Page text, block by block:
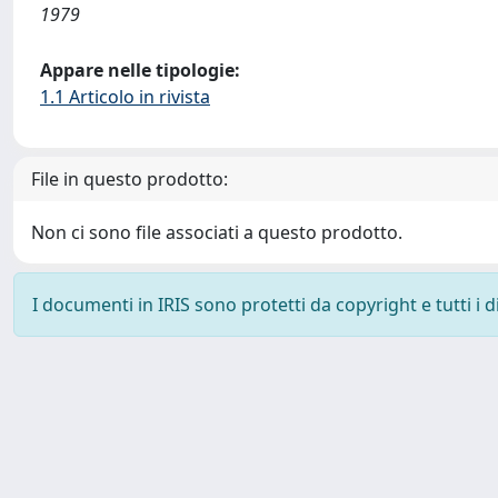
1979
Appare nelle tipologie:
1.1 Articolo in rivista
File in questo prodotto:
Non ci sono file associati a questo prodotto.
I documenti in IRIS sono protetti da copyright e tutti i